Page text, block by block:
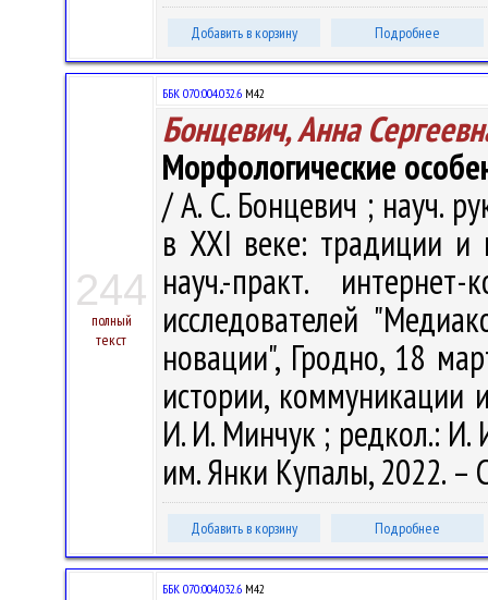
Добавить в корзину Подробнее
244
полный
текст
ББК 070:004.032.6 М42
Бонцевич, Анна
Морфологические
/ А. С. Бонцевич ; науч.
в XXI веке: традиции и
науч.-практ.
исследователей
новации", Гродно, 18
истории, коммуникации
И. И. Минчук ; редкол.: И.
им. Янки Купалы, 2022. –
Добавить в корзину Подробнее
ББК 070:004.032.6 М42